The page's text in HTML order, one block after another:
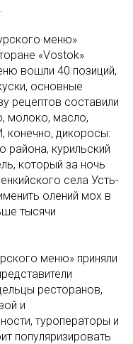
меню»
«Vostok»
вошли 40 позиций,
основные
рецептов составили
молоко, масло,
конечно, дикоросы:
района, курильский
который за ночь
села Усть-
олений мох в
тысячи
меню» приняли
ресторанов,
и
туроператоры и
популяризировать